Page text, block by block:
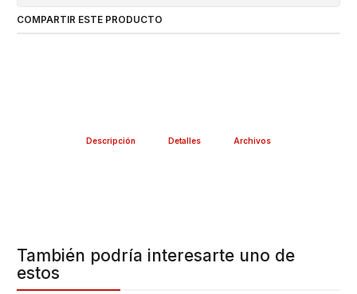
COMPARTIR ESTE PRODUCTO
Descripción Detalles Archivos
También podría interesarte uno de
estos